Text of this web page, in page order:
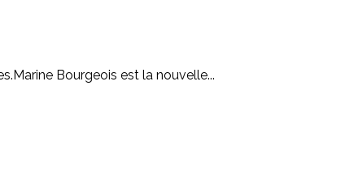
Bourgeois est la nouvelle...